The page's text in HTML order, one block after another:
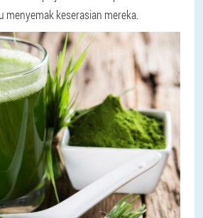
menyemak keserasian mereka.